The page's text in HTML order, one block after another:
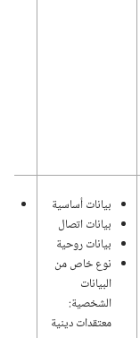
بيانات أساسية
بيانات اتصال
بيانات روحية
نوع خاص من
البيانات
الشخصية:‏
معتقدات دينية